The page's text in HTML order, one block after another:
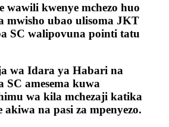
wawili kwenye mchezo huo
mwisho ubao ulisoma JKT
SC walipovuna pointi tatu
wa Idara ya Habari na
SC amesema kuwa
wa kila mchezaji katika
na pasi za mpenyezo.